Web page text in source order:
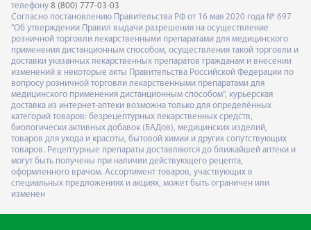
телефону 8 (800) 777-03-03
Согласно постановлению Правительства РФ от 16 мая 2020 года № 697
"Об утверждении Правил выдачи разрешения на осуществление
розничной торговли лекарственными препаратами для медицинского
применения дистанционным способом, осуществления такой торговли и
доставки указанных лекарственных препаратов гражданам и внесении
изменений в некоторые акты Правительства Российской Федерации по
вопросу розничной торговли лекарственными препаратами для
медицинского применения дистанционным способом", курьерская
доставка из интернет-аптеки возможна только для определённых
категорий товаров: безрецептурных лекарственных средств,
биологически активных добавок (БАДов), медицинских изделий,
товаров для ухода и красоты, бытовой химии и других сопутствующих
товаров. Рецептурные препараты доставляются до ближайшей аптеки и
могут быть получены при наличии действующего рецепта,
оформленного врачом. Ассортимент товаров, участвующих в
специальных предложениях и акциях, может быть ограничен или
изменен